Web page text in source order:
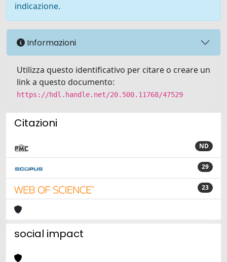
indicazione.
Informazioni
Utilizza questo identificativo per citare o creare un
link a questo documento:
https://hdl.handle.net/20.500.11768/47529
Citazioni
ND
29
23
social impact